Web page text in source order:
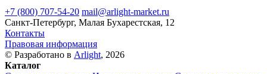
+7 (800) 707-54-20 mail@arlight-market.ru
Санкт-Петербург, Малая Бухарестская, 12
Контакты
Правовая информация
© Разработано в Arlight, 2026
Каталог